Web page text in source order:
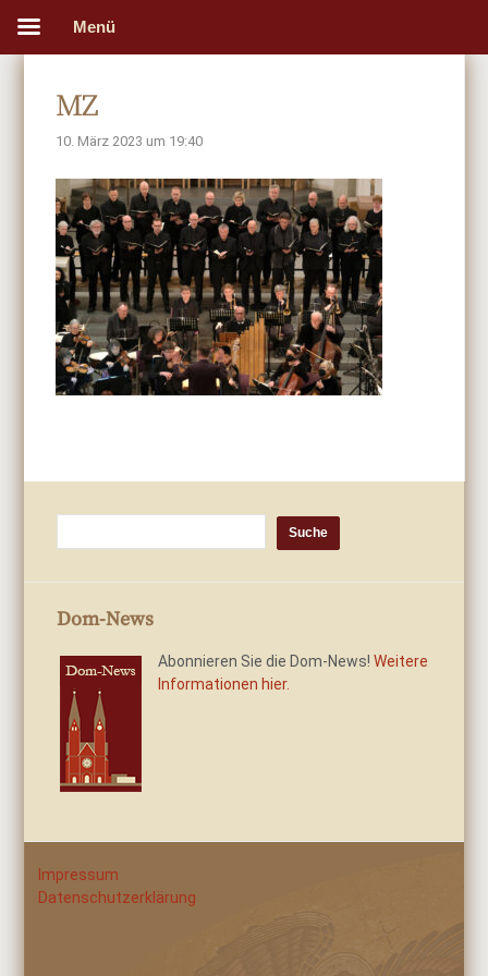
MZ
10. März 2023 um 19:40
Dom-News
Abonnieren Sie die Dom-News!Weitere
Informationen hier.
Impressum
Datenschutzerklärung
Menü